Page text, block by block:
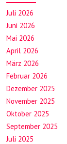
Juli 2026
Juni 2026
Mai 2026
April 2026
März 2026
Februar 2026
Dezember 2025
November 2025
Oktober 2025
September 2025
Juli 2025